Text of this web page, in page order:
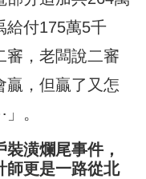
給付175萬5千
審，老闆說二審
贏，但贏了又怎
。
潢爛尾事件，
師更是一路從北